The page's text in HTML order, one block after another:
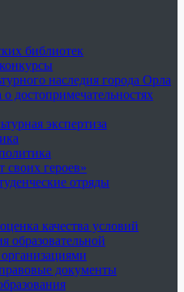
библиотек
наследия города Орла
достопримечательностях
экспертиза
своих героев»
отряды
качества условий
образовательной
организациями
документы